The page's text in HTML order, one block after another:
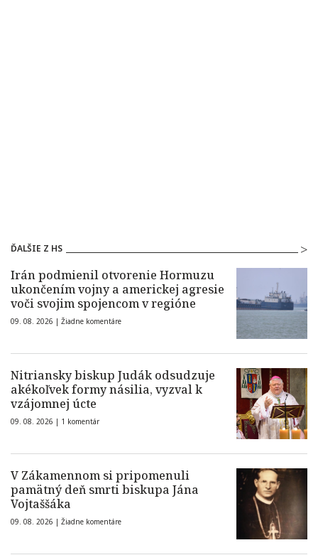
ĎALŠIE Z HS
Irán podmienil otvorenie Hormuzu
ukončením vojny a americkej agresie
voči svojim spojencom v regióne
09. 08. 2026 | Žiadne komentáre
Nitriansky biskup Judák odsudzuje
akékoľvek formy násilia, vyzval k
vzájomnej úcte
09. 08. 2026 | 1 komentár
V Zákamennom si pripomenuli
pamätný deň smrti biskupa Jána
Vojtaššáka
09. 08. 2026 | Žiadne komentáre